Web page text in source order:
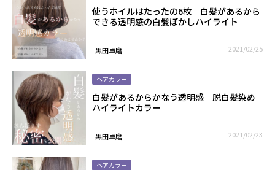
使うホイルはたったの6枚 白髪があるから
できる透明感の白髪ぼかしハイライト
黒田卓磨 2021/02/25
ヘアカラー
白髪があるからかなう透明感 脱白髪染め
ハイライトカラー
黒田卓磨 2021/02/23
ヘアカラー